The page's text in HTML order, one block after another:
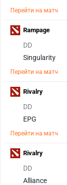
Перейти на матч
DD
Singularity
Перейти на матч
Rampage
DD
EPG
Перейти на матч
Rivalry
DD
Alliance
Rivalry